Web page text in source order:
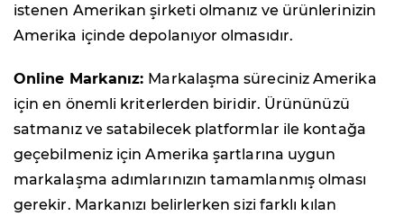
istenen Amerikan şirketi olmanız ve ürünlerinizin
Amerika içinde depolanıyor olmasıdır.
Online Markanız: Markalaşma süreciniz Amerika
için en önemli kriterlerden biridir. Ürününüzü
satmanız ve satabilecek platformlar ile kontağa
geçebilmeniz için Amerika şartlarına uygun
markalaşma adımlarınızın tamamlanmış olması
gerekir. Markanızı belirlerken sizi farklı kılan